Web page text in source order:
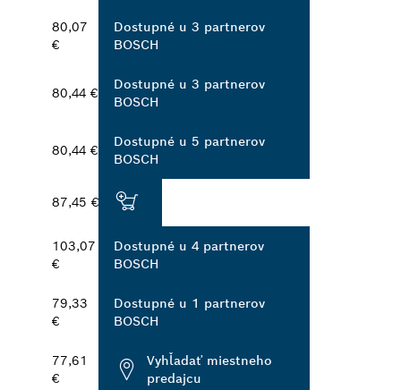
80,07
€
Dostupné u 3 partnerov
BOSCH
80,44 €
Dostupné u 3 partnerov
BOSCH
80,44 €
Dostupné u 5 partnerov
BOSCH
87,45 €
103,07
€
Dostupné u 4 partnerov
BOSCH
79,33
€
Dostupné u 1 partnerov
BOSCH
77,61
€
Vyhľadať miestneho
predajcu